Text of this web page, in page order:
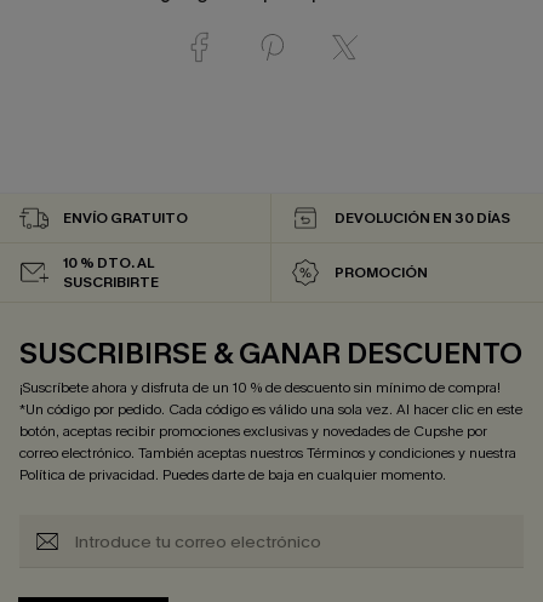
ENVÍO GRATUITO DEVOLUCIÓN EN 30 DÍAS
10 % DTO. AL
SUSCRIBIRTE
PROMOCIÓN
SUSCRIBIRSE & GANAR DESCUENTO
¡Suscríbete ahora y disfruta de un 10 % de descuento sin mínimo de compra!
*Un código por pedido. Cada código es válido una sola vez. Al hacer clic en este
botón, aceptas recibir promociones exclusivas y novedades de Cupshe por
correo electrónico. También aceptas nuestrosTérminos y condicionesy nuestra
Política de privacidad. Puedes darte de baja en cualquier momento.